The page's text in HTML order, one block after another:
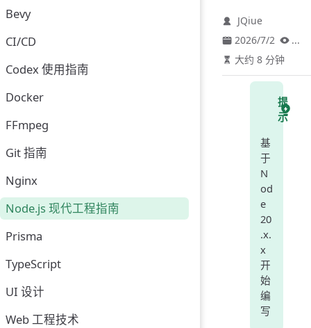
Bevy
CI/CD
Codex 使用指南
Docker
FFmpeg
Git 指南
Nginx
Node.js 现代工程指南
Prisma
TypeScript
UI 设计
Web 工程技术
JQiue
2026/7/2
...
大约 8 分钟
提
示
基
于
N
od
e
20
.x.
x
开
始
编
写